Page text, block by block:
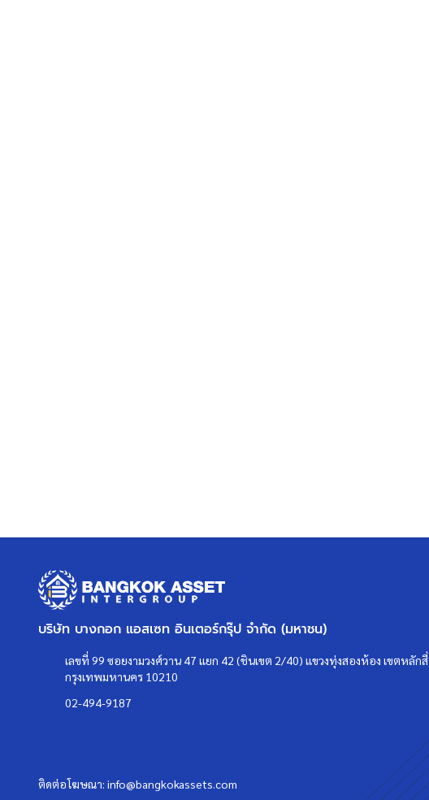
บริษัท บางกอก แอสเซท อินเตอร์กรุ๊ป จำกัด (มหาชน)
เลขที่ 99 ซอยงามวงศ์วาน 47 แยก 42 (ชินเขต 2/40) แขวงทุ่งสองห้อง เขตหลักสี่
กรุงเทพมหานคร 10210
02-494-9187
ติดต่อโฆษณา: info@bangkokassets.com